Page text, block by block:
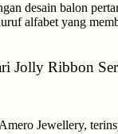
desain balon
alfabet yang
Jolly Ribbon
Jewellery,